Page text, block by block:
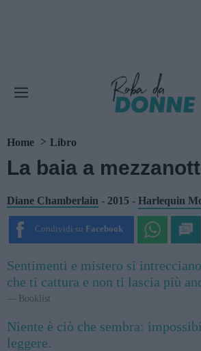
Home Libro
La baia a
Diane Chamberlain - 2015 - Harlequin
Condividi su Facebook
Sentimenti e mistero si
che ti cattura e non ti lascia più
Booklist
Niente è ciò che sembra:
leggere.